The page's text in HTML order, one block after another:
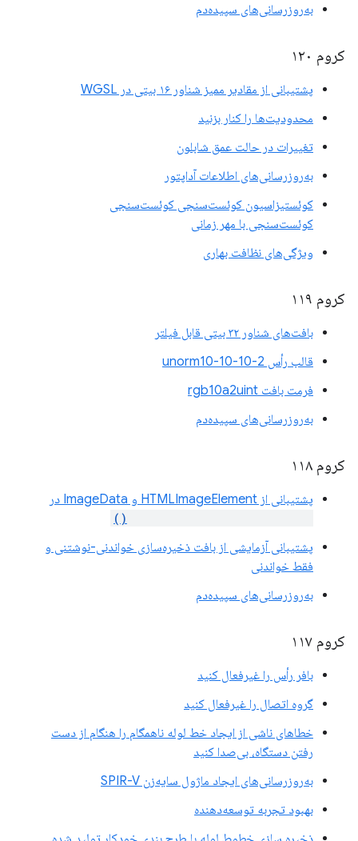
به‌روزرسانی‌های سپیده‌دم
کروم ۱۲۰
پشتیبانی از مقادیر ممیز شناور ۱۶ بیتی در WGSL
محدودیت‌ها را کنار بزنید
تغییرات در حالت عمق شابلون
به‌روزرسانی‌های اطلاعات آداپتور
کوئستیزاسیون کوئست‌سنجی کوئست‌سنجی
کوئست‌سنجی با مهر زمانی
ویژگی‌های نظافت بهاری
کروم ۱۱۹
بافت‌های شناور ۳۲ بیتی قابل فیلتر
قالب رأس unorm10-10-10-2
فرمت بافت rgb10a2uint
به‌روزرسانی‌های سپیده‌دم
کروم ۱۱۸
پشتیبانی از HTMLImageElement و ImageData در
پشتیبانی آزمایشی از بافت ذخیره‌سازی خواندنی-نوشتنی و
فقط خواندنی
به‌روزرسانی‌های سپیده‌دم
کروم ۱۱۷
بافر رأس را غیرفعال کنید
گروه اتصال را غیرفعال کنید
خطاهای ناشی از ایجاد خط لوله ناهمگام را هنگام از دست
رفتن دستگاه، بی‌صدا کنید
به‌روزرسانی‌های ایجاد ماژول سایه‌زن SPIR-V
بهبود تجربه توسعه‌دهنده